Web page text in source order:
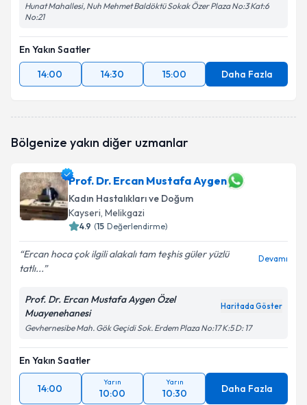
Hunat Mahallesi, Nuh Mehmet Baldöktü Sokak Özer Plaza No:3 Kat:6
No:21
En Yakın Saatler
14:00
14:30 15:00 Daha Fazla
Bölgenize yakın diğer uzmanlar
Prof. Dr. Ercan Mustafa Aygen
Kadın Hastalıkları ve Doğum
Kayseri, Melikgazi
4.9 (15 Değerlendirme)
Ercan hoca çok ilgili alakalı tam teşhis güler yüzlü
tatlı...
Devamı
Prof. Dr. Ercan Mustafa Aygen Özel
Muayenehanesi
Haritada Göster
Gevhernesibe Mah. Gök Geçidi Sok. Erdem Plaza No:17 K:5 D: 17
En Yakın Saatler
14:00
Yarın
10:00
Yarın
10:30 Daha Fazla